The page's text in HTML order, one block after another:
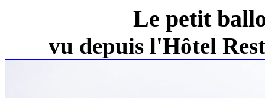
Le petit
vu depuis l'Hôtel